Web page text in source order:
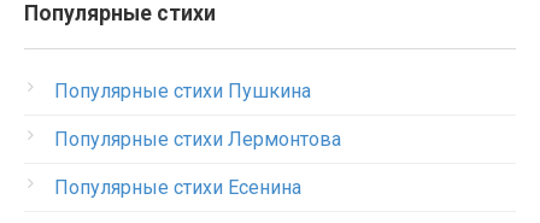
Популярные стихи
Популярные стихи Пушкина
Популярные стихи Лермонтова
Популярные стихи Есенина